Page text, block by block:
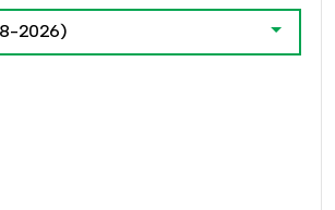
2026)